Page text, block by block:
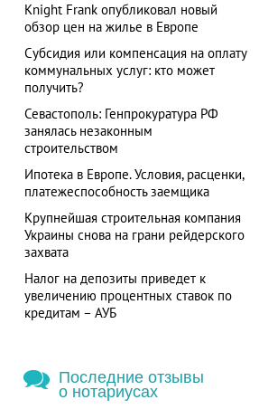
Knight Frank опубликовал новый
обзор цен на жилье в Европе
Субсидия или компенсация на оплату
коммунальных услуг: кто может
получить?
Севастополь: Генпрокуратура РФ
занялась незаконным
строительством
Ипотека в Европе. Условия, расценки,
платежеспособность заемщика
Крупнейшая строительная компания
Украины снова на грани рейдерского
захвата
Налог на депозиты приведет к
увеличению процентных ставок по
кредитам – АУБ
Последние отзывы
о нотариусах